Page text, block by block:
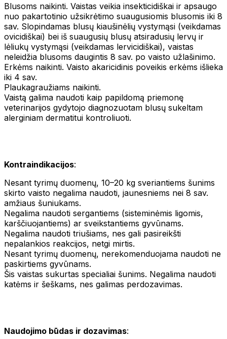
Blusoms naikinti. Vaistas veikia insekticidiškai ir apsaugo
nuo pakartotinio užsikrėtimo suaugusiomis blusomis iki 8
sav. Slopindamas blusų kiaušinėlių vystymąsi (veikdamas
ovicidiškai) bei iš suaugusių blusų atsiradusių lervų ir
lėliukų vystymąsi (veikdamas lervicidiškai), vaistas
neleidžia blusoms daugintis 8 sav. po vaisto užlašinimo.
Erkėms naikinti. Vaisto akaricidinis poveikis erkėms išlieka
iki 4 sav.
Plaukagraužiams naikinti.
Vaistą galima naudoti kaip papildomą priemonę
veterinarijos gydytojo diagnozuotam blusų sukeltam
alerginiam dermatitui kontroliuoti.
Kontraindikacijos:
Nesant tyrimų duomenų, 10–20 kg sveriantiems šunims
skirto vaisto negalima naudoti, jaunesniems nei 8 sav.
amžiaus šuniukams.
Negalima naudoti sergantiems (sisteminėmis ligomis,
karščiuojantiems) ar sveikstantiems gyvūnams.
Negalima naudoti triušiams, nes gali pasireikšti
nepalankios reakcijos, netgi mirtis.
Nesant tyrimų duomenų, nerekomenduojama naudoti ne
paskirtiems gyvūnams.
Šis vaistas sukurtas specialiai šunims. Negalima naudoti
katėms ir šeškams, nes galimas perdozavimas.
Naudojimo būdas ir dozavimas: